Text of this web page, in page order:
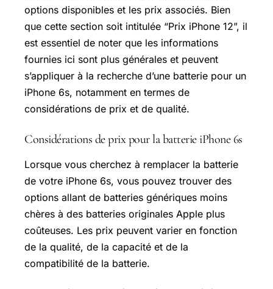
options disponibles et les prix associés. Bien
que cette section soit intitulée “Prix iPhone 12”, il
est essentiel de noter que les informations
fournies ici sont plus générales et peuvent
s’appliquer à la recherche d’une batterie pour un
iPhone 6s, notamment en termes de
considérations de prix et de qualité.
Considérations de prix pour la batterie iPhone 6s
Lorsque vous cherchez à remplacer la batterie
de votre iPhone 6s, vous pouvez trouver des
options allant de batteries génériques moins
chères à des batteries originales Apple plus
coûteuses. Les prix peuvent varier en fonction
de la qualité, de la capacité et de la
compatibilité de la batterie.